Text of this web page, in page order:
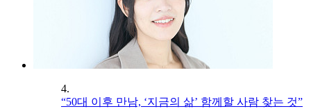
4.
“50대 이후 만남, ‘지금의 삶’ 함께할 사람 찾는 것”